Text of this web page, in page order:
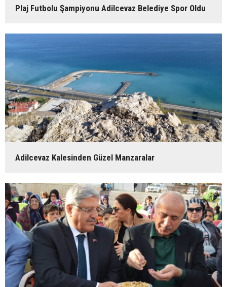
Plaj Futbolu Şampiyonu Adilcevaz Belediye Spor Oldu
Adilcevaz Kalesinden Güzel Manzaralar